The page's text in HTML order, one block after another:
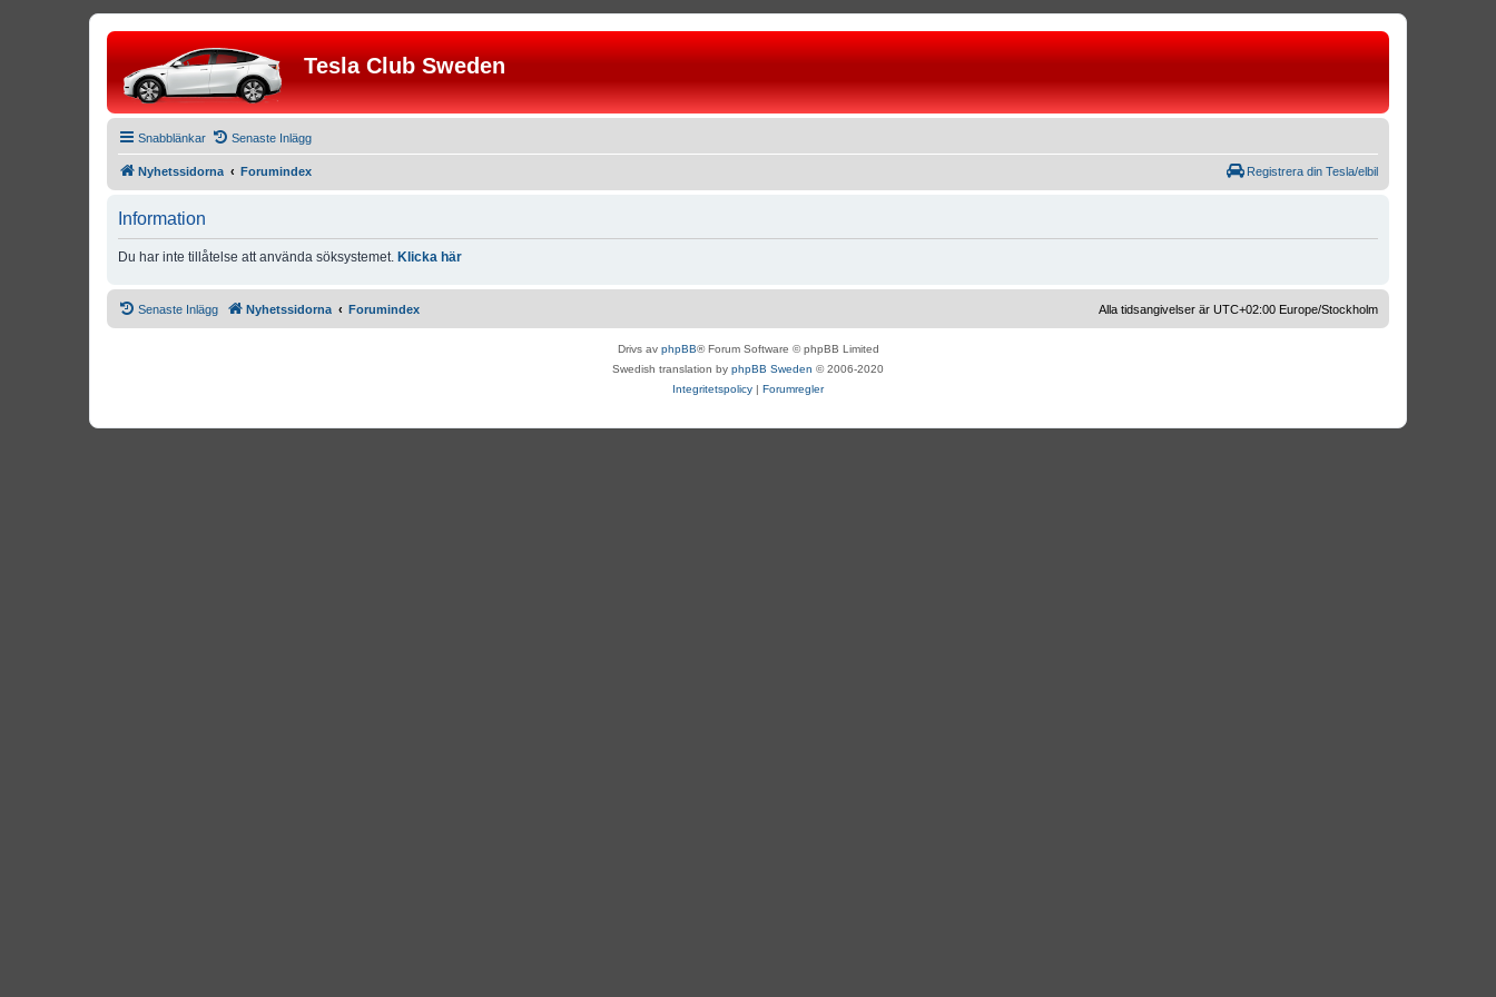
Tesla Club Sweden
Snabblänkar Senaste Inlägg
Nyhetssidorna Forumindex Registrera din Tesla/elbil
Information
Du har inte tillåtelse att använda söksystemet. Klicka här
Senaste Inlägg Nyhetssidorna Forumindex Alla tidsangivelser är UTC+02:00 Europe/Stockholm
Drivs av phpBB® Forum Software © phpBB Limited
Swedish translation by phpBB Sweden © 2006-2020
Integritetspolicy | Forumregler